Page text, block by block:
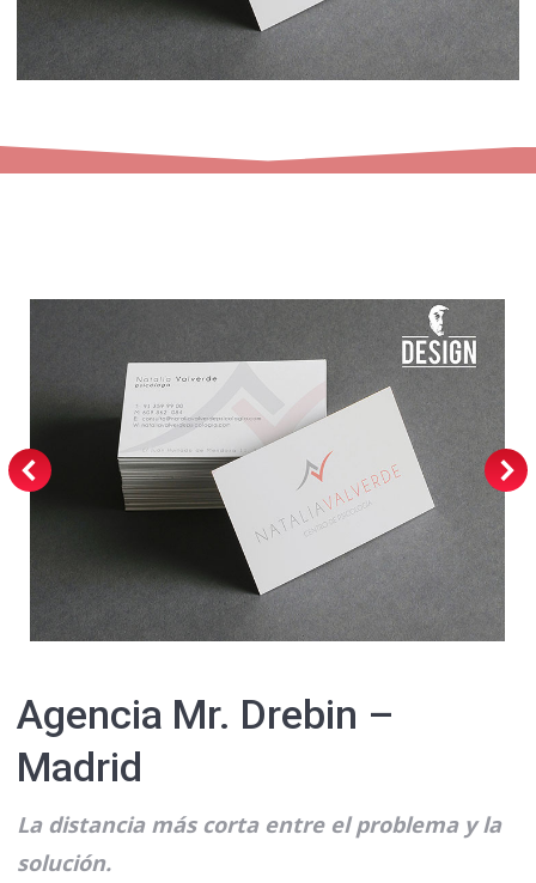
Agencia Mr. Drebin –
Madrid
La distancia más corta entre el problema y la
solución.